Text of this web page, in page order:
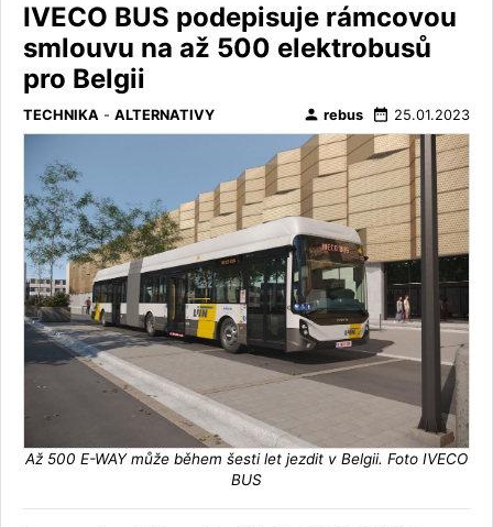
IVECO BUS podepisuje rámcovou
smlouvu na až 500 elektrobusů
pro Belgii
TECHNIKA - ALTERNATIVY person rebus date_range 25.01.2023
Až 500 E-WAY může během šesti let jezdit v Belgii. Foto IVECO
BUS